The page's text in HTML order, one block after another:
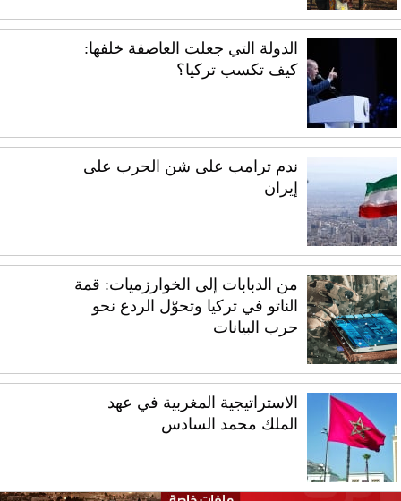
الدولة التي جعلت العاصفة خلفها:
كيف تكسب تركيا؟
ندم ترامب على شن الحرب على
إيران
من الدبابات إلى الخوارزميات: قمة
الناتو في تركيا وتحوّل الردع نحو
حرب البيانات
الاستراتيجية المغربية في عهد
الملك محمد السادس